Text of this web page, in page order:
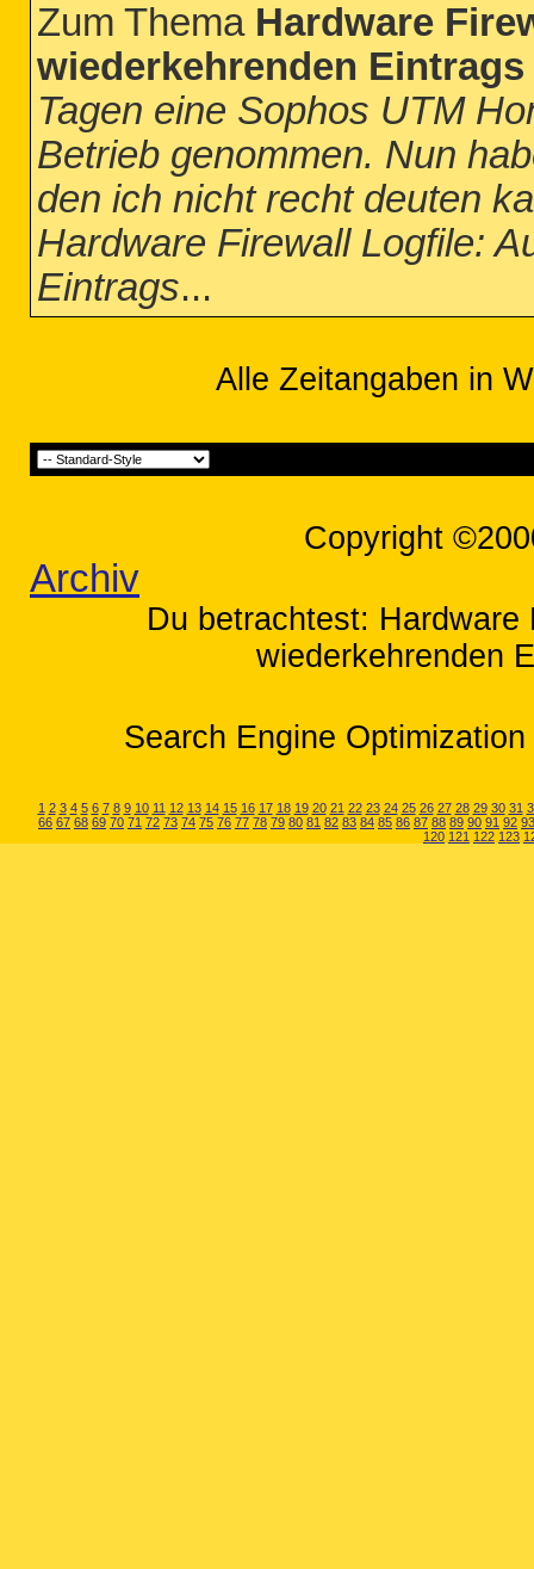
Zum Thema Hardware
wiederkehrenden Eintrags
Tagen eine Sophos UTM
Betrieb genommen. Nun
den ich nicht recht deuten
Hardware Firewall Logfile:
Eintrags...
Alle Zeitangaben in
Copyright
Archiv
Du betrachtest:
wiederkehrenden
Search Engine
1 2 3 4 5 6 7 8 9 10 11 12 13 14 15 16 17 18 19 20 21 22 23 24 25 26 27 28 29 30 31
66 67 68 69 70 71 72 73 74 75 76 77 78 79 80 81 82 83 84 85 86 87 88 89 90 91 92 93
120 121 122 123